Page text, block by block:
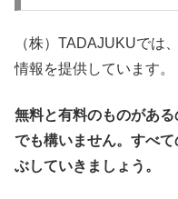
（株）TADAJUKUでは
情報を提供しています。
無料と有料のものがあ
でも構いません。すべ
ぶしていきましょう。